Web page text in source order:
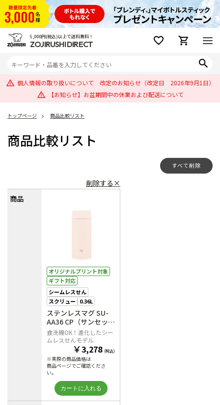
5,000円(税込)以上で送料無料！
ZOJIRUSHI DIRECT
個人情報の取り扱いについて 改定のお知らせ（改定日 2026年9月1日）
【お知らせ】お盆期間中の休業および配送について
トップページ 商品比較リスト
商品比較リスト
すべて削除
商品
削除する×
オリジナルプリント対象
ギフト対応
シームレスせん
スクリュー
0.36L
ステンレスマグ SU-
AA36 CP（サンセット
ベージュ）
食洗機OK！進化したシー
ムレスせんモデル
￥3,278 (税込)
※実際の商品価格は
商品ページでご確認くださ
い。